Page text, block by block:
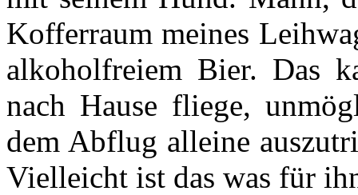
Kofferraum meines
alkoholfreiem Bier. Das
nach Hause fliege,
dem Abflug alleine
Vielleicht ist das was für